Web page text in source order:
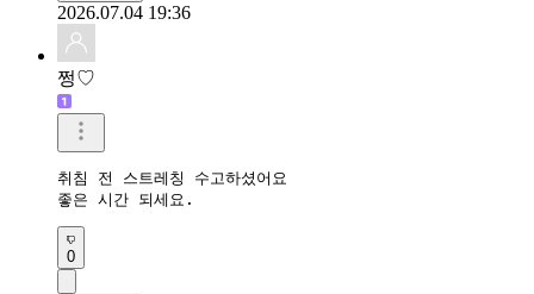
2026.07.04 19:36
쩡♡
취침 전 스트레칭 수고하셨어요
좋은 시간 되세요.
0